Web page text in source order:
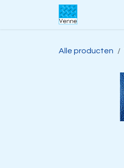
Overslaan naar inhoud
Alle producten